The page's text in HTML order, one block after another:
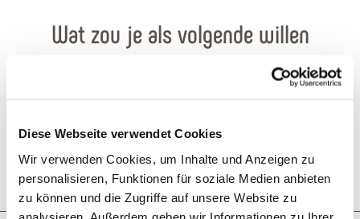
Diese Webseite verwendet Cookies
Wir verwenden Cookies, um Inhalte und Anzeigen zu
personalisieren, Funktionen für soziale Medien anbieten
zu können und die Zugriffe auf unsere Website zu
analysieren. Außerdem geben wir Informationen zu Ihrer
Wat zou je als volgende willen
Reis plannen PDF creëren